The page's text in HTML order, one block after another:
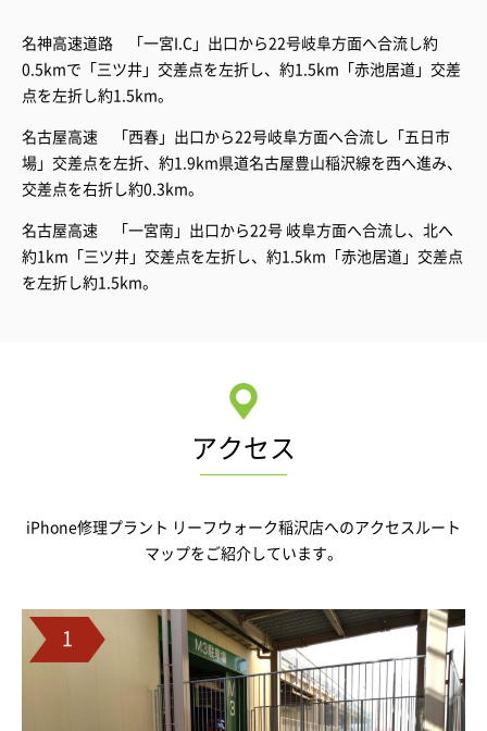
名神高速道路 「一宮I.C」出口から22号岐阜方面へ合流し約
0.5kmで「三ツ井」交差点を左折し、約1.5km「赤池居道」交差
点を左折し約1.5km。
名古屋高速 「西春」出口から22号岐阜方面へ合流し「五日市
場」交差点を左折、約1.9km県道名古屋豊山稲沢線を西へ進み、
交差点を右折し約0.3km。
名古屋高速 「一宮南」出口から22号 岐阜方面へ合流し、北へ
約1km「三ツ井」交差点を左折し、約1.5km「赤池居道」交差点
を左折し約1.5km。
アクセス
iPhone修理プラント リーフウォーク稲沢店へのアクセスルート
マップをご紹介しています。
1